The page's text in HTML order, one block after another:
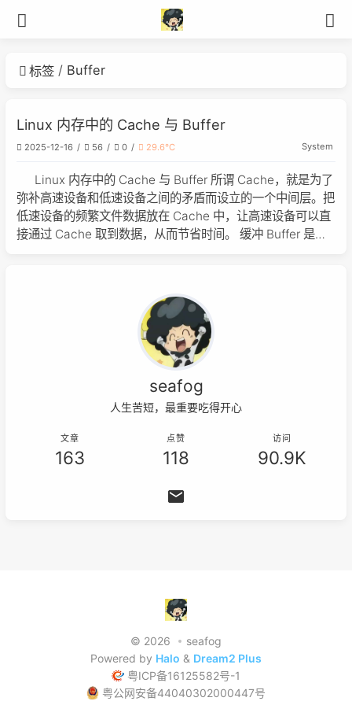
标签 Buffer
Linux 内存中的 Cache 与 Buffer
2025-12-16 56 0 29.6℃ System
Linux 内存中的 Cache 与 Buffer 所谓 Cache，就是为了
弥补高速设备和低速设备之间的矛盾而设立的一个中间层。把
低速设备的频繁文件数据放在 Cache 中，让高速设备可以直
接通过 Cache 取到数据，从而节省时间。 缓冲 Buffer 是根
seafog
人生苦短，最重要吃得开心
文章
163
点赞
118
访问
90.9K
© 2026
seafog
Powered by Halo & Dream2 Plus
粤ICP备16125582号-1
粤公网安备44040302000447号